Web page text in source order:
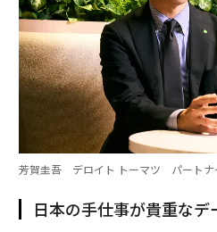
芳賀圭吾 デロイト トーマツ パートナ
日本の手仕事が貴重なデ